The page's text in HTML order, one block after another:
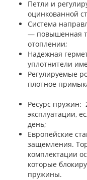
Петли и
оцинкованной
Система
— повышенная
отоплении;
Надежная
уплотнители
Регулируемые
плотное
Ресурс пружин:
эксплуатации,
день;
Европейские
защемления.
комплектации
которые
пружины.